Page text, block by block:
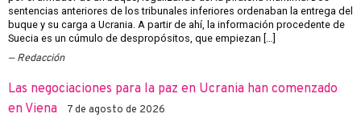
sentencias anteriores de los tribunales inferiores ordenaban la entrega del
buque y su carga a Ucrania. A partir de ahí, la información procedente de
Suecia es un cúmulo de despropósitos, que empiezan […]
Redacción
Las negociaciones para la paz en Ucrania han comenzado
en Viena
7 de agosto de 2026